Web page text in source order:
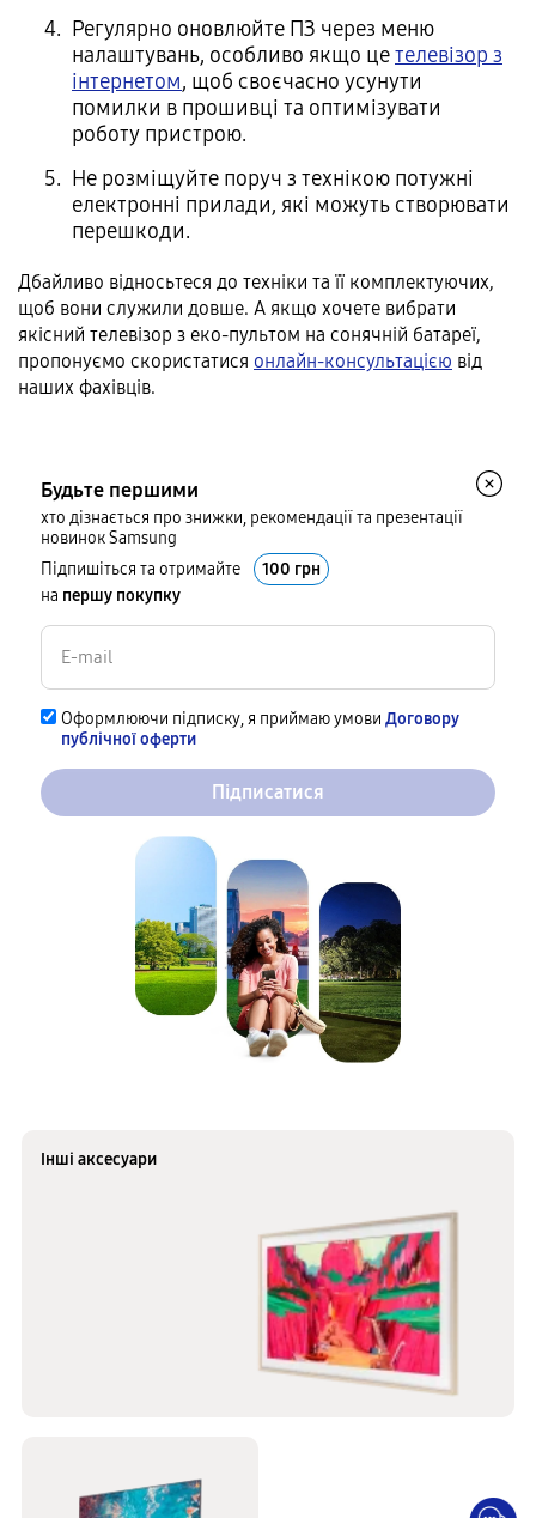
Регулярно оновлюйте ПЗ через меню
налаштувань, особливо якщо цетелевізор з
інтернетом, щоб своєчасно усунути
помилки в прошивці та оптимізувати
роботу пристрою.
Не розміщуйте поруч з технікою потужні
електронні прилади, які можуть створювати
перешкоди.
Дбайливо відносьтеся до техніки та її комплектуючих,
щоб вони служили довше. А якщо хочете вибрати
якісний телевізор з еко-пультом на сонячній батареї,
пропонуємо скористатися онлайн-консультацією від
наших фахівців.
Будьте першими
хто дізнається про знижки, рекомендації та презентації
новинок Samsung
Підпишіться та отримайте
100 грн
на першу покупку
Оформлюючи підписку, я приймаю умови Договору
публічної оферти
Підписатися
Інші аксесуари